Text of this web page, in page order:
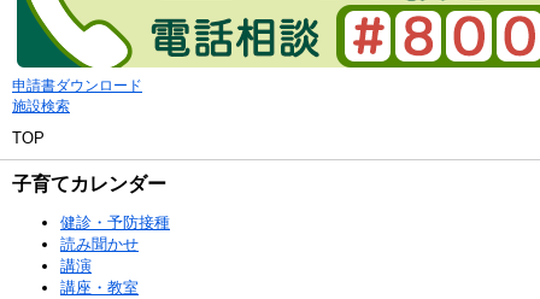
申請書ダウンロード
施設検索
TOP
子育てカレンダー
健診・予防接種
読み聞かせ
講演
講座・教室